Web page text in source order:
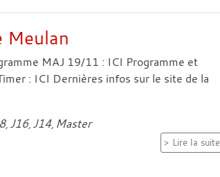
Meulan
MAJ 19/11 : ICI Programme et
: ICI Dernières infos sur le site de la
J16 J14 Master
Lire la suite